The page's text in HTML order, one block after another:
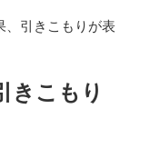
、引きこもりが表
きこもり